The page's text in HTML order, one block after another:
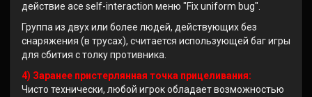
действие ace self-interaction меню "Fix uniform bug".
Группа из двух или более людей, действующих без
снаряжения (в трусах), считается использующей баг игры
для сбития с толку противника.
4) Заранее пристерлянная точка прицеливания:
Чисто технически, любой игрок обладает возможностью